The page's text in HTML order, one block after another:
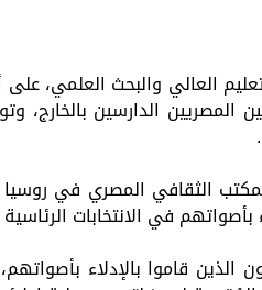
العالي والبحث العلمي،
المصريين الدارسين
الثقافي المصري في روسيا
بأصواتهم في الانتخابات الرئاسية
الذين قاموا بالإدلاء